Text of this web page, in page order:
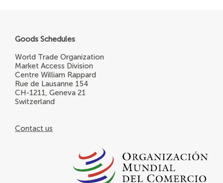
Goods Schedules
World Trade Organization
Market Access Division
Centre William Rappard
Rue de Lausanne 154
CH-1211, Geneva 21
Switzerland
Contact us